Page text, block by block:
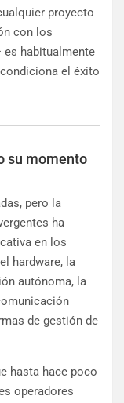
proyecto
con los
es habitualmente
el éxito
su momento
pero la
ha
en los
hardware, la
autónoma, la
de gestión de
hasta hace poco
operadores